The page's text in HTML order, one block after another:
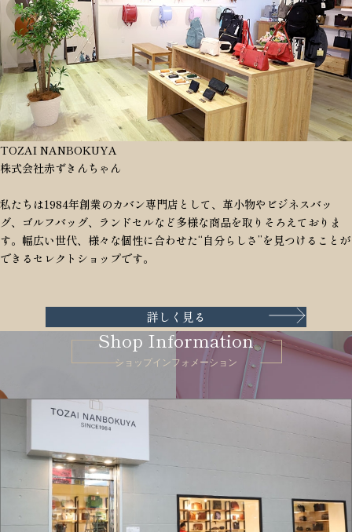
TOZAI NANBOKUYA
株式会社赤ずきんちゃん
私たちは1984年創業のカバン専門店として、革小物やビジネスバッ
グ、ゴルフバッグ、ランドセルなど多様な商品を取りそろえておりま
す。幅広い世代、様々な個性に合わせた“自分らしさ”を見つけることが
できるセレクトショップです。
詳しく見る
Shop Information
ショップインフォメーション